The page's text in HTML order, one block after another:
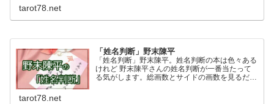
tarot78.net
「姓名判断」野末陳平
「姓名判断」野末陳平。姓名判断の本は色々ある
けれど 野末陳平さんの姓名判断が一番当たって
る気がします。総画数とサイドの画数を見るだけ
tarot78.net